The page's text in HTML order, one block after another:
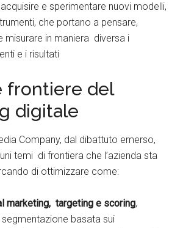
e sperimentare nuovi modelli,
che portano a pensare,
misurare in maniera diversa i
e i risultati
frontiere del
digitale
Company, dal dibattuto emerso,
temi di frontiera che l’azienda sta
di ottimizzare come:
marketing, targeting e scoring,
basata sui